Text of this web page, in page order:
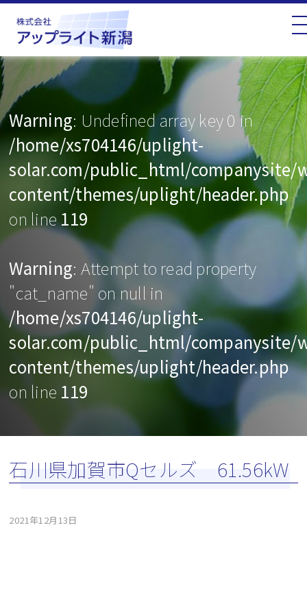
Warning: Undefined array key 0 in
/home/xs704146/uplight-
solar.com/public_html/companysite/
content/themes/uplight/header.php
on line119
Warning: Attempt to read property
"cat_name" on null in
/home/xs704146/uplight-
solar.com/public_html/companysite/
content/themes/uplight/header.php
on line 119
石川県加賀市Qセルズ 61.56kW
2021年12月13日